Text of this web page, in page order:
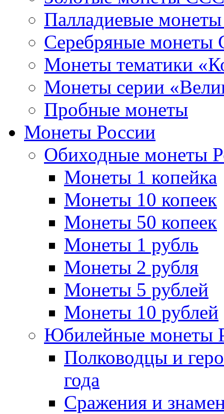
Палладиевые
Серебряные монеты
Монеты тематики
Монеты серии
Пробные монеты
Монеты России
Обиходные монеты
Монеты 1 копейка
Монеты 10 копеек
Монеты 50 копеек
Монеты 1 рубль
Монеты 2 рубля
Монеты 5 рублей
Монеты 10 рублей
Юбилейные монеты
Полководцы и
года
Сражения и